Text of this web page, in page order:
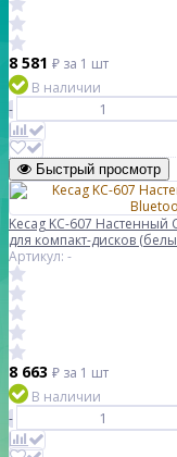
8 581 ₽ за 1 шт
В наличии
-
Быстрый просмотр
Kecag KC-607 Настенный
для компакт-дисков
Артикул: -
8 663 ₽ за 1 шт
В наличии
-